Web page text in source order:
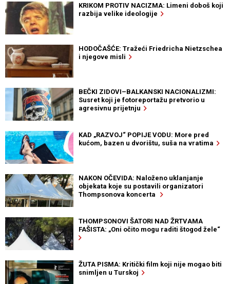
KRIKOM PROTIV NACIZMA: Limeni doboš koji
razbija velike ideologije
HODOČAŠĆE: Tražeći Friedricha Nietzschea
i njegove misli
BEČKI ZIDOVI–BALKANSKI NACIONALIZMI:
Susret koji je fotoreportažu pretvorio u
agresivnu prijetnju
KAD „RAZVOJ“ POPIJE VODU: More pred
kućom, bazen u dvorištu, suša na vratima
NAKON OČEVIDA: Naloženo uklanjanje
objekata koje su postavili organizatori
Thompsonova koncerta
THOMPSONOVI ŠATORI NAD ŽRTVAMA
FAŠISTA: „Oni očito mogu raditi štogod žele“
ŽUTA PISMA: Kritički film koji nije mogao biti
snimljen u Turskoj